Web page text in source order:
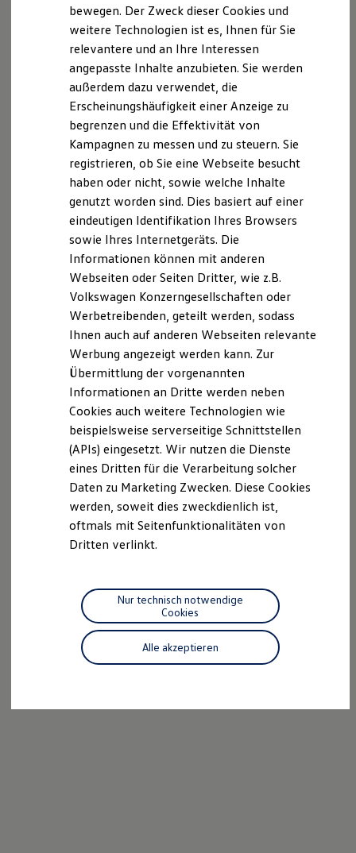
Sicherheit
Garantie und Lebensdauer
Nachhaltigkeit
Kosten und Kauf
Verbrauchskosten
Kaufoptionen
E-Auto-Förderung
Software und Konnektivität
Die ID. Software 6
ID. Software Versionen und Updates
Digitale Extras
Schnittstellen zu Ihrem ID.
Hybridautos
Marke und Erlebnis
Volkswagen R und R Experience
R-Modelle
R Experience
Driving Experience
Werkbesichtigung
Factory visit
Lifestyle Shop
Golf Kollektion
ID. Kollektion
Volkswagen Kollektion
GTI Kollektion
Fußball Drop
we drive football
#wedriveproud
Besitzer und Service
myVolkswagen
Software Updates
Service und Ersatzteile
Inspektion und HU/AU
Reparaturen und Checks
Pannen- und Unfallhilfe
Economy Service
Volkswagen Teile
Zubehör
Modellspezifisches Zubehör
Schutz und Pflege
bewegen. Der Zweck dieser Cookies und
weitere Technologien ist es, Ihnen für Sie
relevantere und an Ihre Interessen
angepasste Inhalte anzubieten. Sie werden
außerdem dazu verwendet, die
Erscheinungshäufigkeit einer Anzeige zu
begrenzen und die Effektivität von
Kampagnen zu messen und zu steuern. Sie
registrieren, ob Sie eine Webseite besucht
haben oder nicht, sowie welche Inhalte
genutzt worden sind. Dies basiert auf einer
eindeutigen Identifikation Ihres Browsers
sowie Ihres Internetgeräts. Die
Informationen können mit anderen
Webseiten oder Seiten Dritter, wie z.B.
Volkswagen Konzerngesellschaften oder
Werbetreibenden, geteilt werden, sodass
Ihnen auch auf anderen Webseiten relevante
Werbung angezeigt werden kann. Zur
Übermittlung der vorgenannten
Informationen an Dritte werden neben
Cookies auch weitere Technologien wie
beispielsweise serverseitige Schnittstellen
(APIs) eingesetzt. Wir nutzen die Dienste
eines Dritten für die Verarbeitung solcher
Daten zu Marketing Zwecken. Diese Cookies
werden, soweit dies zweckdienlich ist,
oftmals mit Seitenfunktionalitäten von
Dritten verlinkt.
Alle akzeptieren
Nur technisch notwendige
Cookies